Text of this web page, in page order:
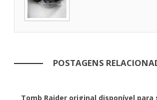
POSTAGENS
Tomb Raider original disponível para